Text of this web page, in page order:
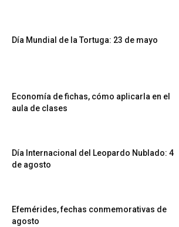
Día Mundial de la Tortuga: 23 de mayo
Economía de fichas, cómo aplicarla en el
aula de clases
Día Internacional del Leopardo Nublado: 4
de agosto
Efemérides, fechas conmemorativas de
agosto